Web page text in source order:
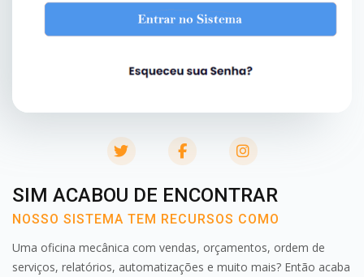
twitter facebookinstagram
SIM ACABOU DE ENCONTRAR
NOSSO SISTEMA TEM RECURSOS COMO
Uma oficina mecânica com vendas, orçamentos, ordem de
serviços, relatórios, automatizações e muito mais? Então acaba